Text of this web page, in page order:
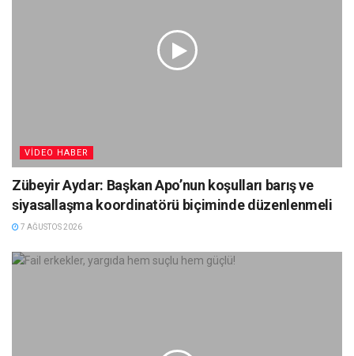
VIDEO HABER
Zübeyir Aydar: Başkan Apo’nun koşulları barış ve
siyasallaşma koordinatörü biçiminde düzenlenmeli
7 AĞUSTOS 2026